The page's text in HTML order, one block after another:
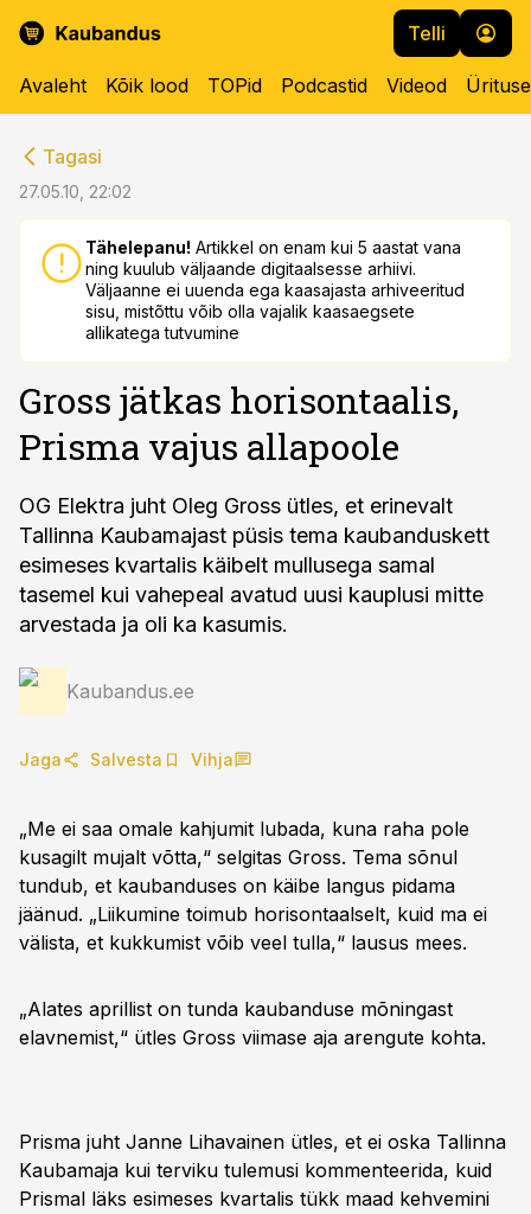
Telli
Avaleht Kõik lood TOPid Podcastid Videod
Tagasi
27.05.10, 22:02
Tähelepanu! Artikkel on enam kui 5 aastat vana
ning kuulub väljaande digitaalsesse arhiivi.
Väljaanne ei uuenda ega kaasajasta arhiveeritud
sisu, mistõttu võib olla vajalik kaasaegsete
allikatega tutvumine
Gross jätkas horisontaalis,
Prisma vajus allapoole
OG Elektra juht Oleg Gross ütles, et erinevalt
Tallinna Kaubamajast püsis tema kaubanduskett
esimeses kvartalis käibelt mullusega samal
tasemel kui vahepeal avatud uusi kauplusi mitte
arvestada ja oli ka kasumis.
Kaubandus.ee
Jaga Salvesta Vihja
„Me ei saa omale kahjumit lubada, kuna raha pole
kusagilt mujalt võtta,“ selgitas Gross. Tema sõnul
tundub, et kaubanduses on käibe langus pidama
jäänud. „Liikumine toimub horisontaalselt, kuid ma ei
välista, et kukkumist võib veel tulla,“ lausus mees.
„Alates aprillist on tunda kaubanduse mõningast
elavnemist,“ ütles Gross viimase aja arengute kohta.
Prisma juht Janne Lihavainen ütles, et ei oska Tallinna
Kaubamaja kui terviku tulemusi kommenteerida, kuid
Prismal läks esimeses kvartalis tükk maad kehvemini